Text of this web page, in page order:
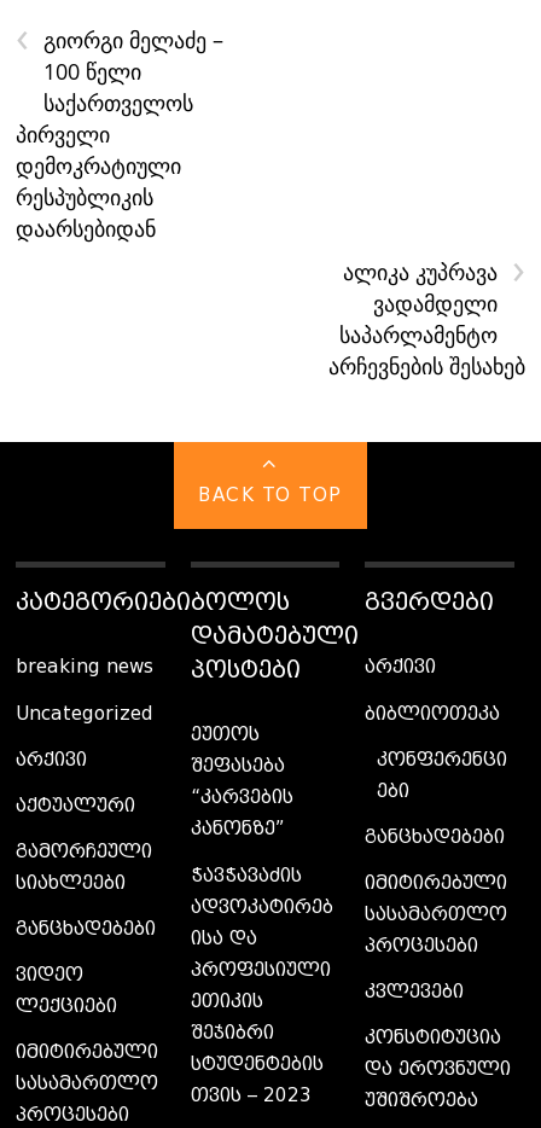
‹
გიორგი მელაძე –
100 წელი
საქართველოს
პირველი
დემოკრატიული
რესპუბლიკის
დაარსებიდან
›
ალიკა კუპრავა
ვადამდელი
საპარლამენტო
არჩევნების შესახებ
BACK TO TOP
ᲙᲐᲢᲔᲒᲝᲠᲘᲔᲑᲘ
breaking news
Uncategorized
არქივი
აქტუალური
გამორჩეული
სიახლეები
განცხადებები
ვიდეო
ლექციები
იმიტირებული
სასამართლო
პროცესები
ᲑᲝᲚᲝᲡ
ᲓᲐᲛᲐᲢᲔᲑᲣᲚᲘ
ᲞᲝᲡᲢᲔᲑᲘ
ეუთოს
შეფასება
“კარვების
კანონზე”
ჭავჭავაძის
ადვოკატირებ
ისა და
პროფესიული
ეთიკის
შეჯიბრი
სტუდენტების
თვის – 2023
ᲒᲕᲔᲠᲓᲔᲑᲘ
არქივი
ბიბლიოთეკა
კონფერენცი
ები
განცხადებები
იმიტირებული
სასამართლო
პროცესები
კვლევები
კონსტიტუცია
და ეროვნული
უშიშროება